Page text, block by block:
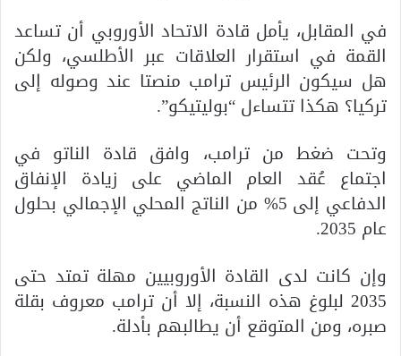
في المقابل، يأمل قادة الاتحاد الأوروبي أن تساعد
القمة في استقرار العلاقات عبر الأطلسي، ولكن
هل سيكون الرئيس ترامب منصتا عند وصوله إلى
تركيا؟ هكذا تتساءل “بوليتيكو”.
وتحت ضغط من ترامب، وافق قادة الناتو في
اجتماع عُقد العام الماضي على زيادة الإنفاق
الدفاعي إلى 5% من الناتج المحلي الإجمالي بحلول
عام 2035.
وإن كانت لدى القادة الأوروبيين مهلة تمتد حتى
2035 لبلوغ هذه النسبة، إلا أن ترامب معروف بقلة
صبره، ومن المتوقع أن يطالبهم بأدلة.